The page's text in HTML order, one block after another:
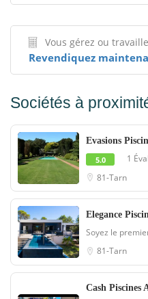
Vous gérez ou
Revendiquez
Sociétés à
Evasions
5.0
1
81-Tarn
Elegance
Soyez le
81-Tarn
Cash Piscines